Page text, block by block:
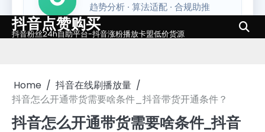
Skip
to
抖音点赞购买
抖音粉丝24h自助平台-抖音涨粉播放卡盟低价货源
Home
抖音在线刷播放量
抖音怎么开通带货需要啥条件_抖音带货开通条件？
抖音怎么开通带货需要啥条件_抖音